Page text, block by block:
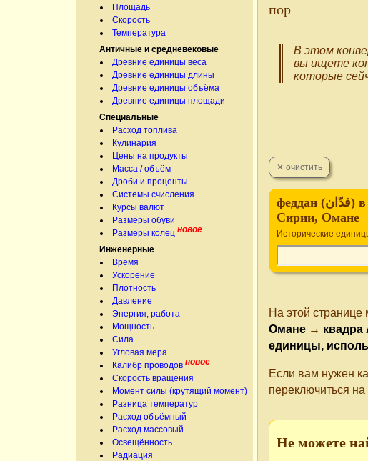
Площадь
Скорость
Температура
Античные и средневековые
Древние единицы веса
Древние единицы длины
Древние единицы объёма
Древние единицы площади
Специальные
Расход топлива
Кулинария
Цены на продукты
Масса / объём
Дроби и проценты
Системы счисления
Курсы валют
Размеры обуви
Размеры колец новое
Инженерные
Время
Ускорение
Плотность
Давление
Энергия, работа
Мощность
Сила
Угловая мера
Калибр проводов новое
Скорость вращения
Момент силы (крутящий момент)
Разница температур
Расход объёмный
Расход массовый
Освещённость
Радиация
пор
В этом
вы ищете
которые
феддан (فدّان‎) в Египте, Судане,
Сирии, Омане
Исторические
На этой
Омане → квадра
единицы,
Если вам нужен
переключиться на
Не можете